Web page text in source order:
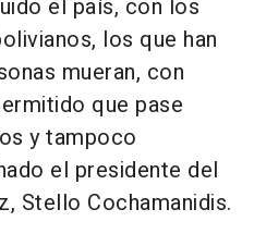
el país, con los
los que han
mueran, con
que pase
y tampoco
el presidente del
Stello Cochamanidis.